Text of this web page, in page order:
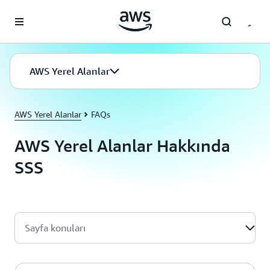
AWS Yerel Alanlar
AWS Yerel Alanlar FAQs
AWS Yerel Alanlar Hakkında
SSS
Sayfa konuları